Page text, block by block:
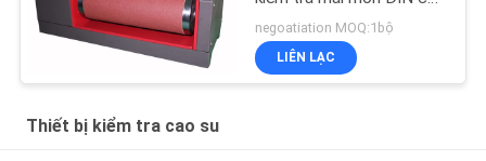
đế giày
negoatiation MOQ:1bộ
LIÊN LẠC
Thiết bị kiểm tra cao su